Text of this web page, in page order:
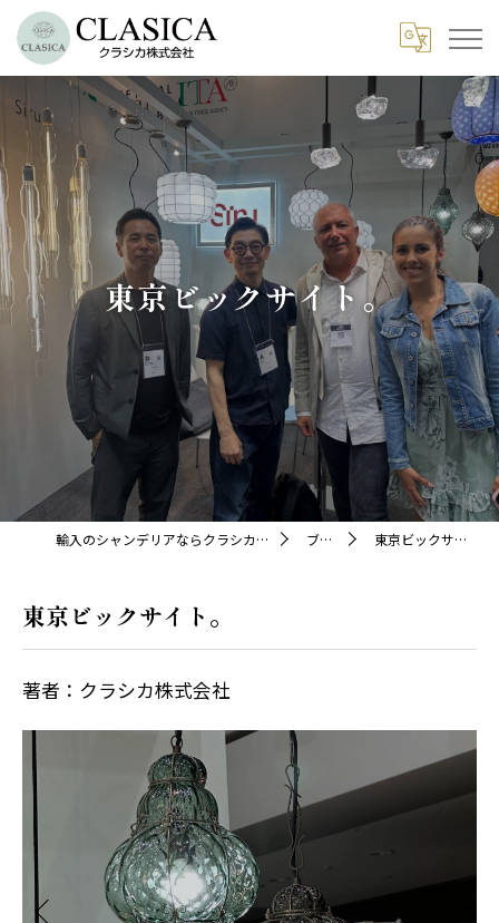
東京ビックサイト。
輸入のシャンデリアならクラシカ株式会社 ブログ 東京ビックサイト。
東京ビックサイト。
著者：クラシカ株式会社